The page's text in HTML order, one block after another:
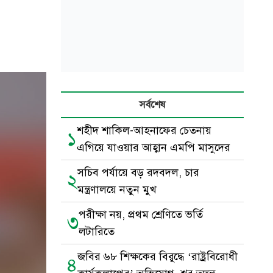
সর্বশেষ
১শহীদ শাকিল-আহনাফের চেতনায়
এগিয়ে যাওয়ার আহ্বান এমপি মাসুদের
২সচিব পর্যায়ে বড় রদবদল, চার
মন্ত্রণালয়ে নতুন মুখ
৩পরীক্ষা নয়, প্রথম শ্রেণিতে ভর্তি
লটারিতে
৪জবির ৬৮ শিক্ষকের বিরুদ্ধে ‘রাষ্ট্রবিরোধী